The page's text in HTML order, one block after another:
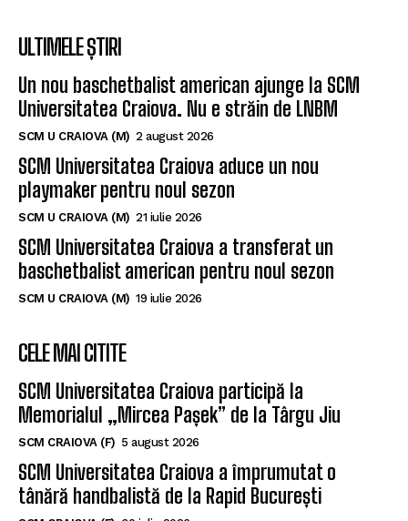
ULTIMELE ȘTIRI
Un nou baschetbalist american ajunge la SCM
Universitatea Craiova. Nu e străin de LNBM
SCM U CRAIOVA (M) 2 august 2026
SCM Universitatea Craiova aduce un nou
playmaker pentru noul sezon
SCM U CRAIOVA (M) 21 iulie 2026
SCM Universitatea Craiova a transferat un
baschetbalist american pentru noul sezon
CELE MAI CITITE
SCM Universitatea Craiova participă la
Memorialul „Mircea Pașek” de la Târgu Jiu
SCM CRAIOVA (F) 5 august 2026
SCM Universitatea Craiova a împrumutat o